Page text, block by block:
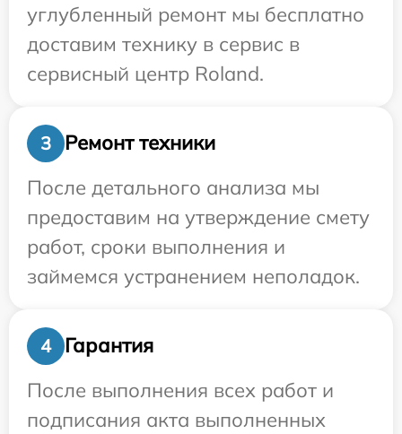
углубленный ремонт мы бесплатно
доставим технику в сервис в
сервисный центр Roland.
3
Ремонт техники
После детального анализа мы
предоставим на утверждение смету
работ, сроки выполнения и
займемся устранением неполадок.
4
Гарантия
После выполнения всех работ и
подписания акта выполненных